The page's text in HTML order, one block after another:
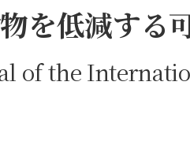
を低減する
of the